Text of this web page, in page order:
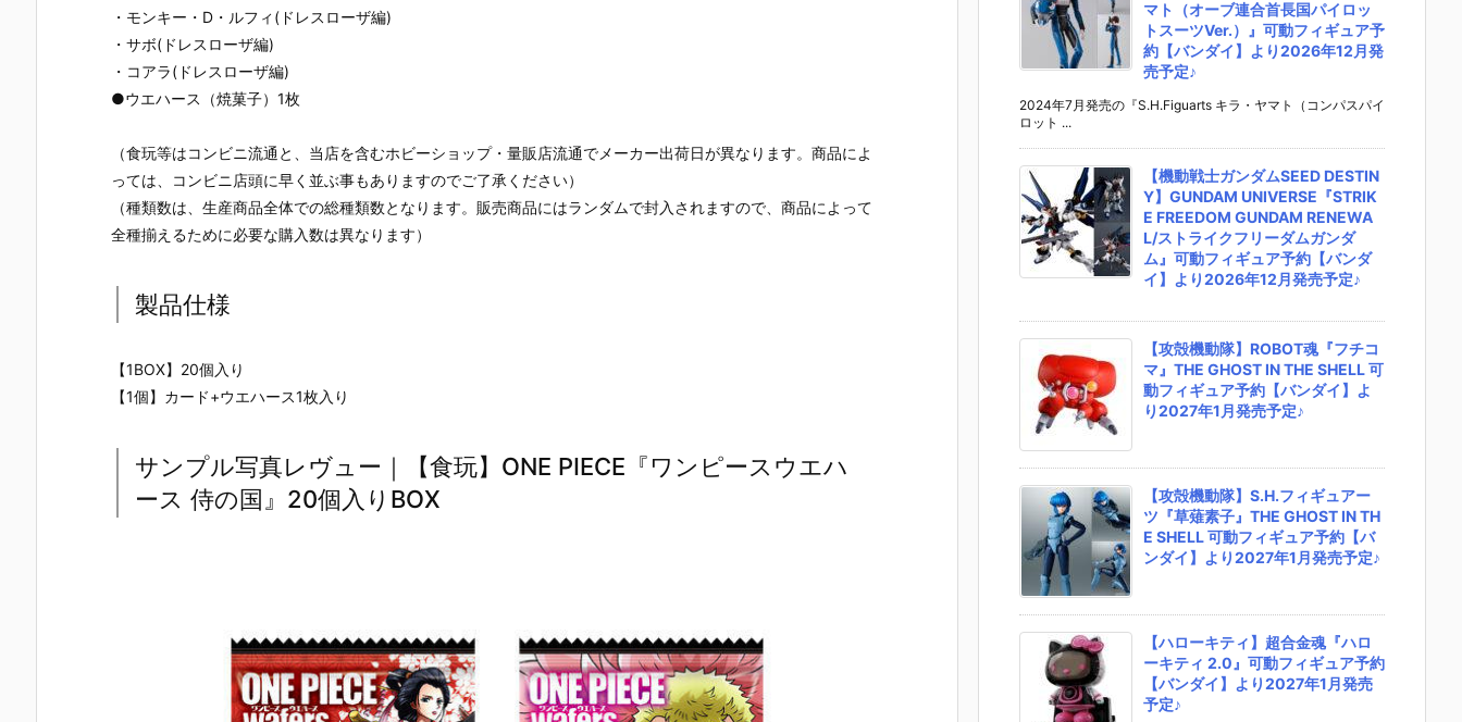
・モンキー・D・ルフィ(ドレスローザ編)
・サボ(ドレスローザ編)
・コアラ(ドレスローザ編)
●ウエハース（焼菓子）1枚
（食玩等はコンビニ流通と、当店を含むホビーショップ・量販店流通でメーカー出荷日が異なります。商品によ
っては、コンビニ店頭に早く並ぶ事もありますのでご了承ください）
（種類数は、生産商品全体での総種類数となります。販売商品にはランダムで封入されますので、商品によって
全種揃えるために必要な購入数は異なります）
製品仕様
【1BOX】20個入り
【1個】カード+ウエハース1枚入り
サンプル写真レヴュー｜【食玩】ONE PIECE『ワンピースウエハ
ース 侍の国』20個入りBOX
マト（オーブ連合首長国パイロッ
トスーツVer.）』可動フィギュア予
約【バンダイ】より2026年12月発
売予定♪
2024年7月発売の『S.H.Figuarts キラ・ヤマト（コンパスパイ
ロット ...
【機動戦士ガンダムSEED DESTIN
Y】GUNDAM UNIVERSE『STRIK
E FREEDOM GUNDAM RENEWA
L/ストライクフリーダムガンダ
ム』可動フィギュア予約【バンダ
イ】より2026年12月発売予定♪
【攻殻機動隊】ROBOT魂『フチコ
マ』THE GHOST IN THE SHELL 可
動フィギュア予約【バンダイ】よ
り2027年1月発売予定♪
【攻殻機動隊】S.H.フィギュアー
ツ『草薙素子』THE GHOST IN TH
E SHELL 可動フィギュア予約【バ
ンダイ】より2027年1月発売予定♪
【ハローキティ】超合金魂『ハロ
ーキティ 2.0』可動フィギュア予約
【バンダイ】より2027年1月発売
予定♪